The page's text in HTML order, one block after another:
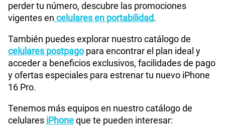
perder tu número, descubre las promociones
vigentes en celulares en portabilidad.
También puedes explorar nuestro catálogo de
celulares postpagopara encontrar el plan ideal y
acceder a beneficios exclusivos, facilidades de pago
y ofertas especiales para estrenar tu nuevo iPhone
16 Pro.
Tenemos más equipos en nuestro catálogo de
celulares iPhoneque te pueden interesar: